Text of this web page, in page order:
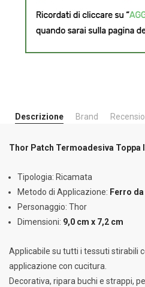
Descrizione Brand
Thor Patch Termoadesiva Toppa
Tipologia: Ricamata
Metodo di Applicazione: Ferro
Personaggio: Thor
Dimensioni: 9,0 cm x 7,2 cm
Applicabile su tutti i tessuti stirabili
applicazione con cucitura.
Decorativa, ripara buchi e strappi,